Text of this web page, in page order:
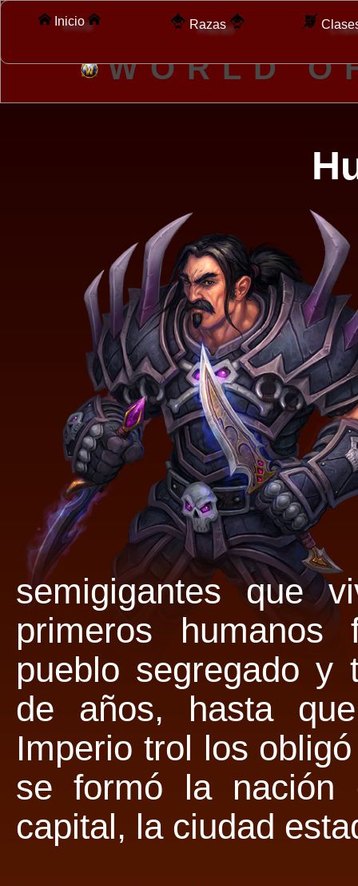
Inicio Razas
WORLD O
semigigantes que
primeros humanos
pueblo segregado y
de años, hasta
Imperio trol los
se formó la nación
capital, la ciudad